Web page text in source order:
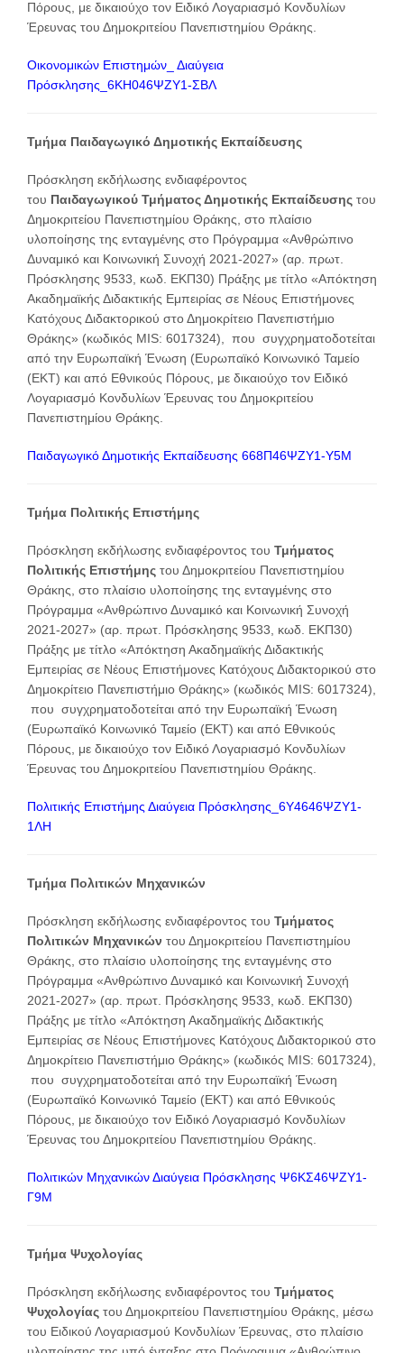
Πόρους, με δικαιούχο τον Ειδικό Λογαριασμό Κονδυλίων
Έρευνας του Δημοκριτείου Πανεπιστημίου Θράκης.
Οικονομικών Επιστημών_ Διαύγεια
Πρόσκλησης_6ΚΗ046ΨΖΥ1-ΣΒΛ
Τμήμα Παιδαγωγικό Δημοτικής Εκπαίδευσης
Πρόσκληση εκδήλωσης ενδιαφέροντος
του Παιδαγωγικού Τμήματος Δημοτικής Εκπαίδευσης του
Δημοκριτείου Πανεπιστημίου Θράκης, στο πλαίσιο
υλοποίησης της ενταγμένης στο Πρόγραμμα «Ανθρώπινο
Δυναμικό και Κοινωνική Συνοχή 2021-2027» (αρ. πρωτ.
Πρόσκλησης 9533, κωδ. ΕΚΠ30) Πράξης με τίτλο «Απόκτηση
Ακαδημαϊκής Διδακτικής Εμπειρίας σε Νέους Επιστήμονες
Κατόχους Διδακτορικού στο Δημοκρίτειο Πανεπιστήμιο
Θράκης» (κωδικός MIS: 6017324), που συγχρηματοδοτείται
από την Ευρωπαϊκή Ένωση (Ευρωπαϊκό Κοινωνικό Ταμείο
(ΕΚΤ) και από Εθνικούς Πόρους, με δικαιούχο τον Ειδικό
Λογαριασμό Κονδυλίων Έρευνας του Δημοκριτείου
Πανεπιστημίου Θράκης.
Παιδαγωγικό Δημοτικής Εκπαίδευσης 668Π46ΨΖΥ1-Υ5Μ
Τμήμα Πολιτικής Επιστήμης
Πρόσκληση εκδήλωσης ενδιαφέροντος του Τμήματος
Πολιτικής Επιστήμης του Δημοκριτείου Πανεπιστημίου
Θράκης, στο πλαίσιο υλοποίησης της ενταγμένης στο
Πρόγραμμα «Ανθρώπινο Δυναμικό και Κοινωνική Συνοχή
2021-2027» (αρ. πρωτ. Πρόσκλησης 9533, κωδ. ΕΚΠ30)
Πράξης με τίτλο «Απόκτηση Ακαδημαϊκής Διδακτικής
Εμπειρίας σε Νέους Επιστήμονες Κατόχους Διδακτορικού στο
Δημοκρίτειο Πανεπιστήμιο Θράκης» (κωδικός MIS: 6017324),
που συγχρηματοδοτείται από την Ευρωπαϊκή Ένωση
(Ευρωπαϊκό Κοινωνικό Ταμείο (ΕΚΤ) και από Εθνικούς
Πόρους, με δικαιούχο τον Ειδικό Λογαριασμό Κονδυλίων
Έρευνας του Δημοκριτείου Πανεπιστημίου Θράκης.
Πολιτικής Επιστήμης Διαύγεια Πρόσκλησης_6Υ4646ΨΖΥ1-
1ΛΗ
Τμήμα Πολιτικών Μηχανικών
Πρόσκληση εκδήλωσης ενδιαφέροντος του Τμήματος
Πολιτικών Μηχανικών του Δημοκριτείου Πανεπιστημίου
Θράκης, στο πλαίσιο υλοποίησης της ενταγμένης στο
Πρόγραμμα «Ανθρώπινο Δυναμικό και Κοινωνική Συνοχή
2021-2027» (αρ. πρωτ. Πρόσκλησης 9533, κωδ. ΕΚΠ30)
Πράξης με τίτλο «Απόκτηση Ακαδημαϊκής Διδακτικής
Εμπειρίας σε Νέους Επιστήμονες Κατόχους Διδακτορικού στο
Δημοκρίτειο Πανεπιστήμιο Θράκης» (κωδικός MIS: 6017324),
που συγχρηματοδοτείται από την Ευρωπαϊκή Ένωση
(Ευρωπαϊκό Κοινωνικό Ταμείο (ΕΚΤ) και από Εθνικούς
Πόρους, με δικαιούχο τον Ειδικό Λογαριασμό Κονδυλίων
Έρευνας του Δημοκριτείου Πανεπιστημίου Θράκης.
Πολιτικών Μηχανικών Διαύγεια Πρόσκλησης Ψ6ΚΣ46ΨΖΥ1-
Γ9Μ
Τμήμα Ψυχολογίας
Πρόσκληση εκδήλωσης ενδιαφέροντος του Τμήματος
Ψυχολογίας του Δημοκριτείου Πανεπιστημίου Θράκης, μέσω
του Ειδικού Λογαριασμού Κονδυλίων Έρευνας, στο πλαίσιο